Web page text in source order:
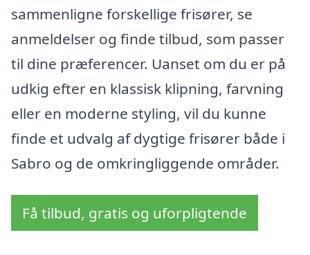
sammenligne forskellige frisører, se
anmeldelser og finde tilbud, som passer
til dine præferencer. Uanset om du er på
udkig efter en klassisk klipning, farvning
eller en moderne styling, vil du kunne
finde et udvalg af dygtige frisører både i
Sabro og de omkringliggende områder.
Få tilbud, gratis og uforpligtende